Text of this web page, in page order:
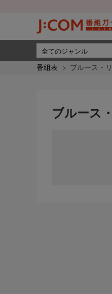
番組表 ブルース・
ブルース